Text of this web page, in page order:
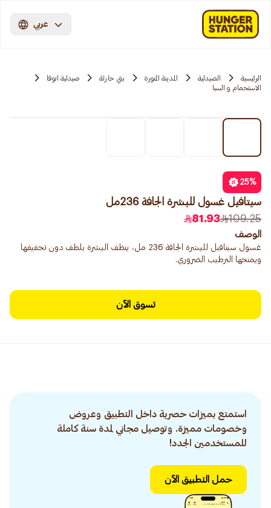
عربي
الرئيسية الصيدلية المدينة المنورة بني حارثة
صيدلية انوفا
الاستحمام و السبا
25%
سيتافيل غسول للبشرة الجافة 236مل
109.25
81.93
الوصف
غسول سيتافيل للبشرة الجافة 236 مل، ينظف البشرة بلطف دون تجفيفها
ويمنحها الترطيب الضروري.
تسوق الآن
استمتع بميزات حصرية داخل التطبيق وعروض
وخصومات مميزة. وتوصيل مجاني لمدة سنة كاملة
للمستخدمين الجدد!
حمل التطبيق الآن